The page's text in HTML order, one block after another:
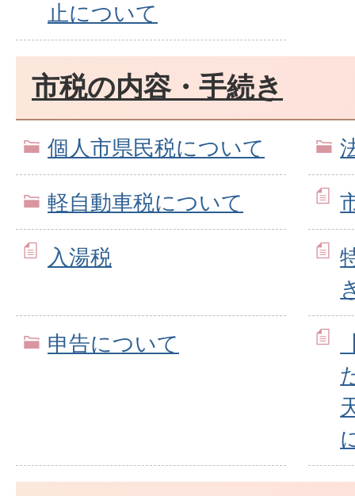
止について
市税の内容・手続き
個人市県民税について
軽自動車税について
入湯税
申告について